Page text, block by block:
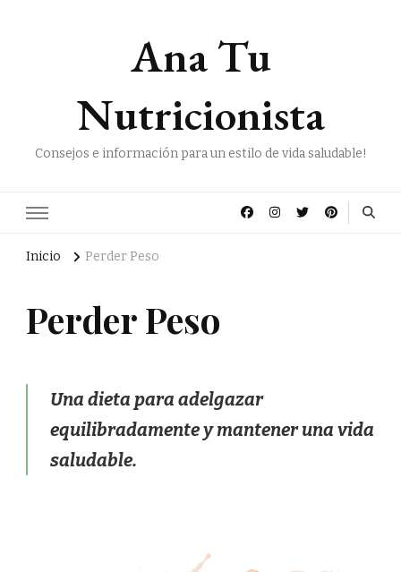
Ana Tu
Nutricionista
Consejos e información para un estilo de vida saludable!
Inicio Perder Peso
Perder Peso
Una dieta para adelgazar
equilibradamente y mantener una vida
saludable.